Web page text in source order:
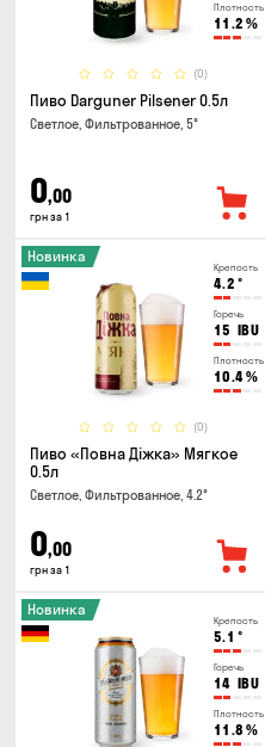
Плотность
11.2 %
(0)
Пиво Darguner Pilsener 0.5л
Светлое, Фильтрованное, 5°
0,00
грн за 1
Крепость
4.2 °
Горечь
15 IBU
Плотность
10.4%
(0)
Новинка
Пиво «Повна Діжка» Мягкое
0.5л
Светлое, Фильтрованное, 4.2°
0,00
грн за 1
Крепость
5.1 °
Горечь
14 IBU
Плотность
11.8 %
Новинка